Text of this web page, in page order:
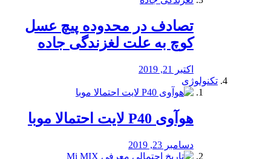
تصادف در محدوده پیچ عسل
کوچ به علت لغزندگی جاده
اکتبر 21, 2019
تکنولوژی
هوآوی P40 لایت احتمالا موبا
دسامبر 23, 2019